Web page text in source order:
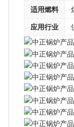
适用燃料
应用行业